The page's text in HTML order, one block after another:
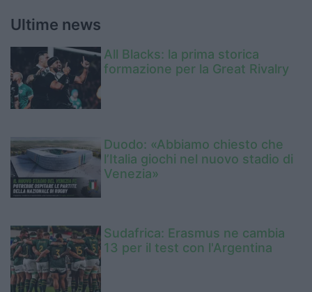
Ultime news
All Blacks: la prima storica
formazione per la Great Rivalry
Duodo: «Abbiamo chiesto che
l’Italia giochi nel nuovo stadio di
Venezia»
Sudafrica: Erasmus ne cambia
13 per il test con l'Argentina